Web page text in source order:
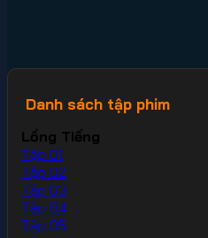
Danh sách tập phim
Lồng Tiếng
Tập 01
Tập 02
Tập 03
Tập 04
Tập 05